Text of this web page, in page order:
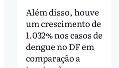
Além disso, houve
um crescimento de
1.032% nos casos de
dengue no DF em
comparação a